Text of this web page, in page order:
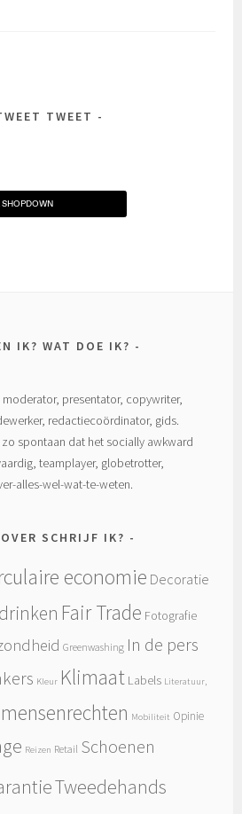
TWEET
IK? WAT DOE IK?
presentator, copywriter,
redactiecoördinator, gids.
spontaan dat het socially awkward
teamplayer, globetrotter,
alles-wel-wat-te-weten.
SCHRIJF IK?
economie Decoratie
Fair Trade Fotografie
Greenwashing In de pers
Kleur Klimaat Labels Literatuur,
mensenrechten Mobiliteit Opinie
Reizen Retail Schoenen
Tweedehands